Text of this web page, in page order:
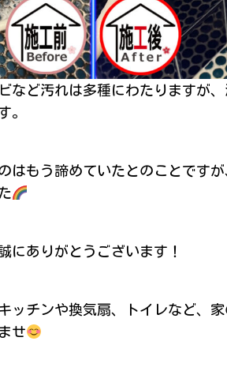
など汚れは多種にわたりますが
。
はもう諦めていたとのことです
にありがとうございます！
ッチンや換気扇、トイレなど、
せ